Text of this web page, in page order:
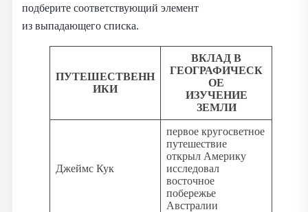
подберите соответствующий элемент
из выпадающего списка.
ПУТЕШЕСТВЕНН
ИКИ
ВКЛАД В
ГЕОГРАФИЧЕСК
ОЕ
ИЗУЧЕНИЕ
ЗЕМЛИ
Джеймс Кук
первое кругосветное
путешествие
открыл Америку
исследовал
восточное
побережье
Австралии